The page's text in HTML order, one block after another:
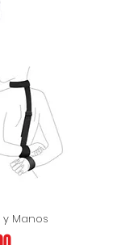
y Manos